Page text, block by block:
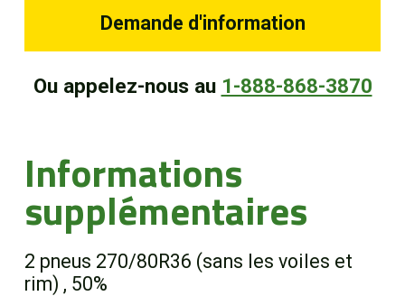
Demande d'information
Ou appelez-nous au 1-888-868-3870
Informations
supplémentaires
2 pneus 270/80R36 (sans les voiles et
rim) , 50%